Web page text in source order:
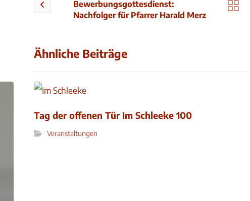
Bewerbungsgottesdienst:
Nachfolger für Pfarrer Harald Merz
Ähnliche Beiträge
Tag der offenen Tür Im Schleeke 100
Veranstaltungen